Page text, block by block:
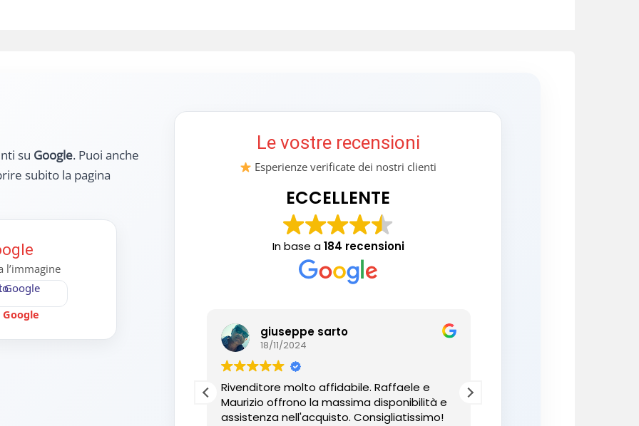
su Google. Puoi anche
subito la pagina
l’immagine
Le vostre recensioni
Esperienze verificate dei nostri clienti
ECCELLENTE
In base a184 recensioni
giuseppe sarto
18/11/2024
Rivenditore molto affidabile. Raffaele e
Maurizio offrono la massima disponibilità e
assistenza nell'acquisto. Consigliatissimo!